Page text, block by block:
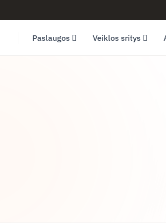
Paslaugos Veiklos sritys